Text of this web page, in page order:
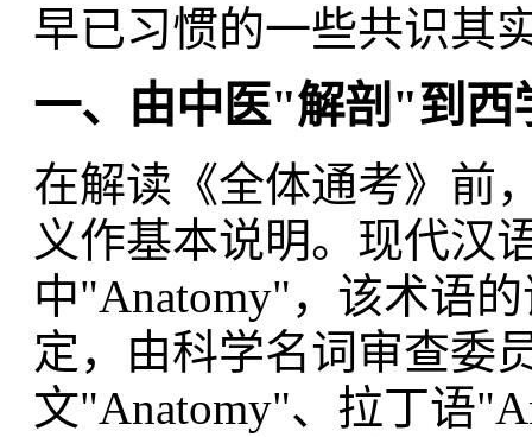
早已习惯的一些共识其
一、由中医"解剖"到
在解读《全体通考》前
义作基本说明。现代汉
中"Anatomy"，该术语
定，由科学名词审查委
文"Anatomy"、拉丁语